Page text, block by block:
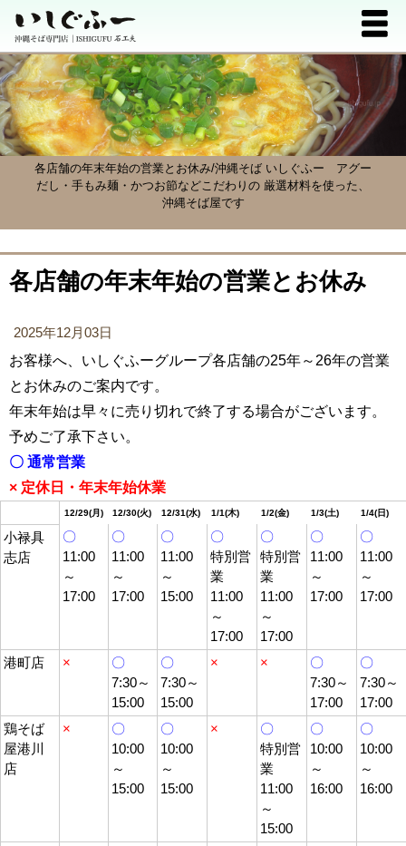
各店舗の年末年始の営業とお休み/沖縄そば いしぐふー
アグー
だし・手もみ麺・かつお節などこだわりの 厳選材料を使った、
沖縄そば屋です
各店舗の年末年始の営業とお休み
2025年12月03日
お客様へ、いしぐふーグループ各店舗の25年～26年の営業
とお休みのご案内です。
年末年始は早々に売り切れで終了する場合がございます。
予めご了承下さい。
〇 通常営業
× 定休日・年末年始休業
12/29(月) 12/30(火) 12/31(水) 1/1(木) 1/2(金) 1/3(土) 1/4(日)
小禄具
志店
〇
11:00
～
17:00
〇
11:00
～
17:00
〇
11:00
～
15:00
〇
特別営
業
11:00
～
17:00
〇
特別営
業
11:00
～
17:00
〇
11:00
～
17:00
〇
11:00
～
17:00
港町店 ×
〇
7:30～
15:00
〇
7:30～
15:00
× ×
〇
7:30～
17:00
〇
7:30～
17:00
鶏そば
屋港川
店
×
〇
10:00
～
15:00
〇
10:00
～
15:00
×
〇
特別営
業
11:00
～
15:00
〇
10:00
～
16:00
〇
10:00
～
16:00